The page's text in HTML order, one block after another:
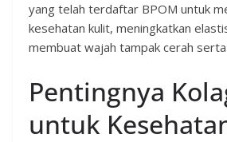
yang telah terdaftar BPOM untuk
kesehatan kulit, meningkatkan
membuat wajah tampak cerah
Pentingnya
untuk